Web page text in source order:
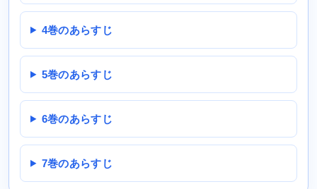
4巻のあらすじ
5巻のあらすじ
6巻のあらすじ
7巻のあらすじ